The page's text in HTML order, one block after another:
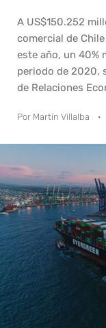
A US$150.252
comercial de
este año, un 40%
periodo de 2020,
de Relaciones
Por Martín Villalba ·